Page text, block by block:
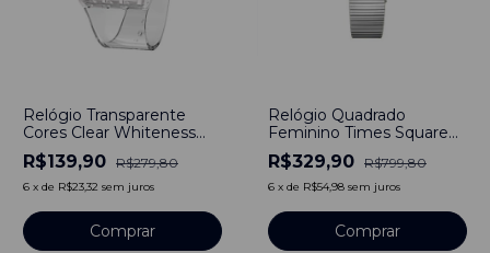
Relógio Transparente
Cores Clear Whiteness
Dourado Bewatch
R$139,90 R$279,80
6 x de R$23,32 sem juros
Relógio Quadrado
Feminino Times Square
Line Prata Aço Inoxidável
Banho em Titânio
R$329,90 R$799,80
6 x de R$54,98 sem juros
Comprar